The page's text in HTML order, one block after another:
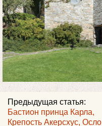
Предыдущая статья:
Бастион принца Карла,
Крепость Акерсхус, Осло